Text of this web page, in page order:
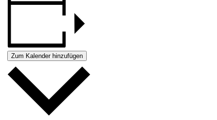
Zum Kalender hinzufügen